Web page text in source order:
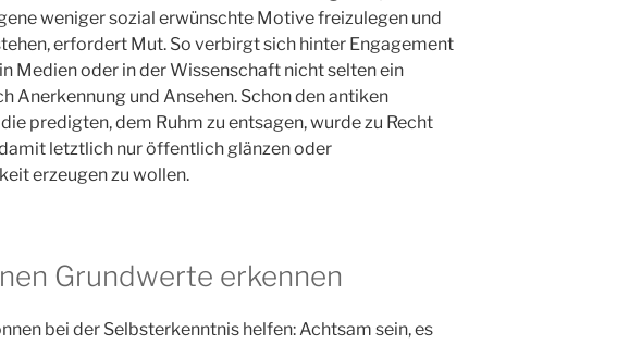
weniger sozial erwünschte Motive freizulegen und
erfordert Mut. So verbirgt sich hinter Engagement
Medien oder in der Wissenschaft nicht selten ein
Anerkennung und Ansehen. Schon den antiken
predigten, dem Ruhm zu entsagen, wurde zu Recht
letztlich nur öffentlich glänzen oder
erzeugen zu wollen.
Grundwerte erkennen
bei der Selbsterkenntnis helfen: Achtsam sein, es